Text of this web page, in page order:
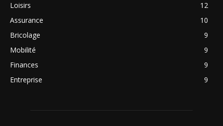
Loisirs
12
Assurance
10
Bricolage
9
Mobilité
9
Finances
9
Entreprise
9